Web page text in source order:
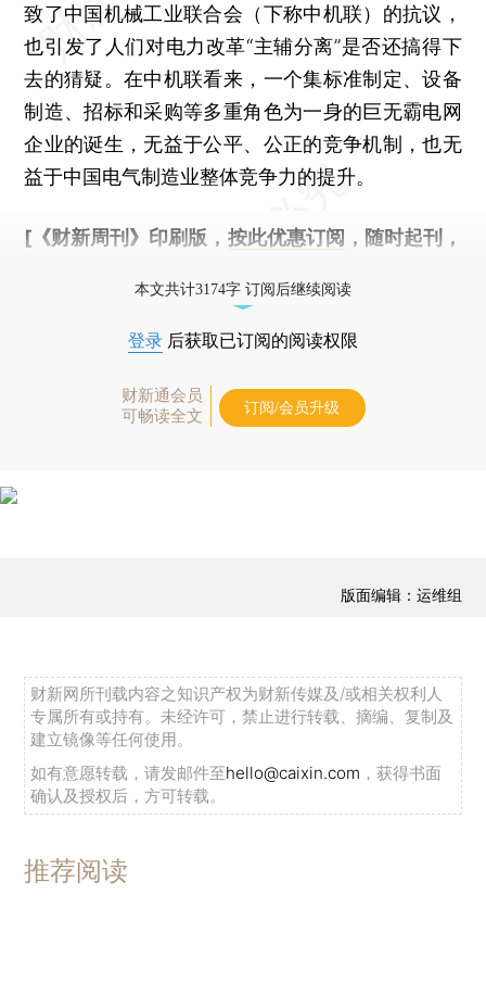
致了中国机械工业联合会（下称中机联）的抗议，
也引发了人们对电力改革“主辅分离”是否还搞得下
去的猜疑。在中机联看来，一个集标准制定、设备
制造、招标和采购等多重角色为一身的巨无霸电网
企业的诞生，无益于公平、公正的竞争机制，也无
益于中国电气制造业整体竞争力的提升。
[《财新周刊》印刷版， 按此优惠订阅 ，随时起刊，
本文共计3174字 订阅后继续阅读
登录 后获取已订阅的阅读权限
财新通会员
可畅读全文
订阅/会员升级
版面编辑：运维组
财新网所刊载内容之知识产权为财新传媒及/或相关权利人
专属所有或持有。未经许可，禁止进行转载、摘编、复制及
建立镜像等任何使用。
如有意愿转载，请发邮件至hello@caixin.com ，获得书面
确认及授权后，方可转载。
推荐阅读